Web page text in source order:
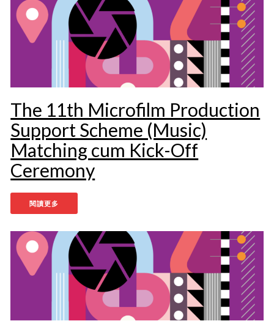
The 11th Microfilm Production
Support Scheme (Music)
Matching cum Kick-Off
Ceremony
閱讀更多